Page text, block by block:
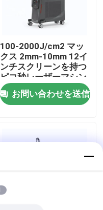
100-2000J/cm2 マッ
クス 2mm-10mm 12イ
ンチスクリーンを持つ
ピコ秒レーザーマシン
お問い合わせを送信